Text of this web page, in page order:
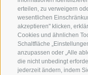
erteilen, zu verweigern
wesentlichen
akzeptieren" klicken,
Cookies und ähnlichen
Schaltfläche
anzupassen oder „Alle
die nicht unbedingt
jederzeit ändern, indem
Sitemap
Cookie